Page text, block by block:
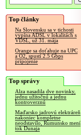
Top články
Na Slovensku sa v tichosti
vypína ADSL v lokalitách s
VDSL, už 31. mája
Orange sa doťahuje na UPC
a O2, spustí 2.5 Gbps
pripojenie
Top správy
Alza nasadila dve novinky,
jednu užitočnú a jednu
kontroverznú
Maďarsko jadrovú elektráreň
nakoniec kompletne
neodstavilo, Rumunsko mení
tok Dunaja